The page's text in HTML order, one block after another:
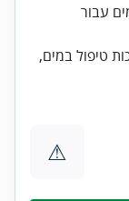
עבור
טיפול במים,
⚠